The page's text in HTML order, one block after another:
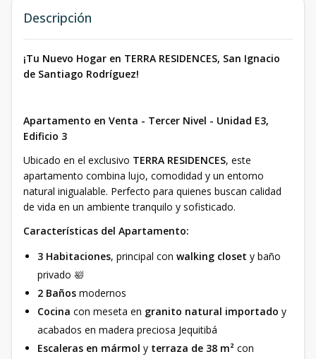
Descripción
¡Tu Nuevo Hogar en TERRA RESIDENCES, San Ignacio
de Santiago Rodríguez!
Apartamento en Venta - Tercer Nivel - Unidad E3,
Edificio 3
Ubicado en el exclusivo TERRA RESIDENCES, este
apartamento combina lujo, comodidad y un entorno
natural inigualable. Perfecto para quienes buscan calidad
de vida en un ambiente tranquilo y sofisticado.
Características del Apartamento:
3 Habitaciones, principal con walking closet y baño
privado 🛀
2 Baños modernos
Cocina con meseta en granito natural importado y
acabados en madera preciosa Jequitibá
Escaleras en mármol y terraza de 38 m² con